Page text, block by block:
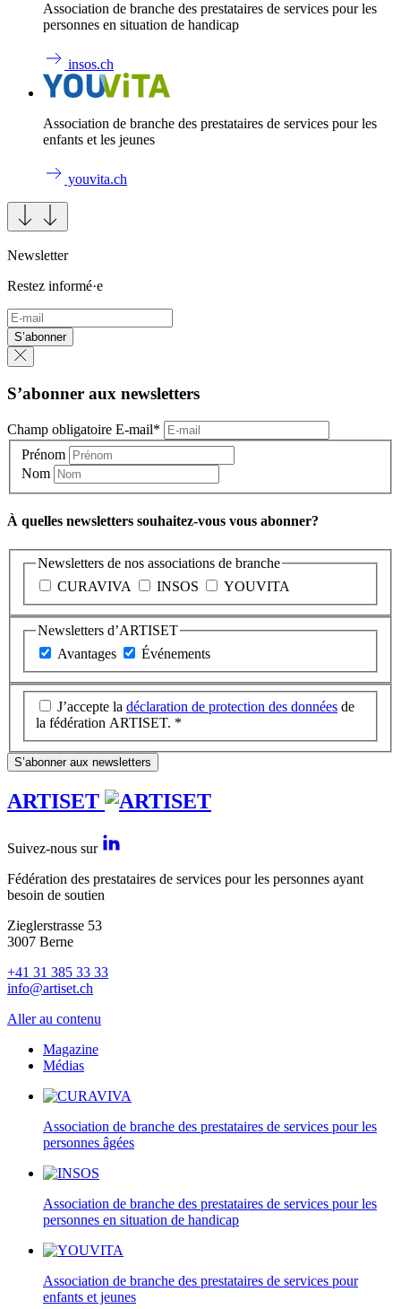
Association de branche des prestataires de services pour les
personnes en situation de handicap
insos.ch
Association de branche des prestataires de services pour les
enfants et les jeunes
youvita.ch
Newsletter
Restez informé·e
S’abonner
S’abonner aux newsletters
Champ obligatoire E-mail*
Prénom
Nom
À quelles newsletters souhaitez-vous vous abonner?
Newsletters de nos associations de branche
CURAVIVA
INSOS YOUVITA
Newsletters d’ARTISET
Avantages
Événements
J’accepte la déclaration de protection des données de
la fédération ARTISET. *
S’abonner aux newsletters
ARTISET
Suivez-nous sur
Fédération des prestataires de services pour les personnes ayant
besoin de soutien
Zieglerstrasse 53
3007 Berne
+41 31 385 33 33
info@artiset.ch
Aller au contenu
Magazine
Médias
Association de branche des prestataires de services pour les
personnes âgées
Association de branche des prestataires de services pour les
personnes en situation de handicap
Association de branche des prestataires de services pour
enfants et jeunes